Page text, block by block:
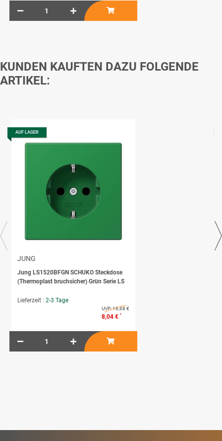
KUNDEN KAUFTEN DAZU FOLGENDE
ARTIKEL:
AUF LAGER
JUNG
Jung LS1520BFGN SCHUKO Steckdose
(Thermoplast bruchsicher) Grün Serie LS
Lieferzeit : 2-3 Tage
UVP:16,68 €
8,04 € *